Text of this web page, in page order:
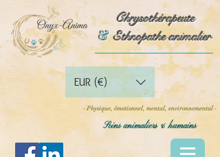
Chrysothérapeute
& Ethnopathe animalier
Chrysothérapeute
& Ethnopathe animalier
- Physique, émotionnel, mental, environnemental -
Soins animaliers & humains
EUR (€)